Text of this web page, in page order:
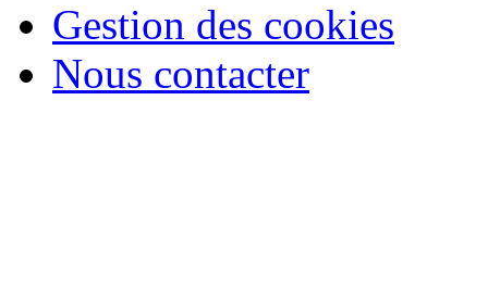
Gestion des cookies
Nous contacter